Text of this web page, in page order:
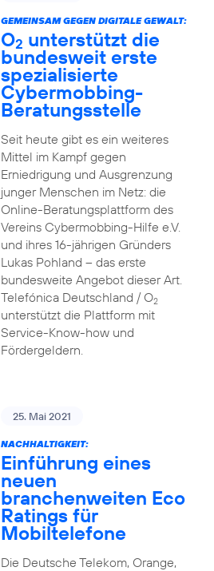
GEMEINSAM GEGEN DIGITALE GEWALT:
O2 unterstützt die
bundesweit erste
spezialisierte
Cybermobbing-
Beratungsstelle
Seit heute gibt es ein weiteres
Mittel im Kampf gegen
Erniedrigung und Ausgrenzung
junger Menschen im Netz: die
Online-Beratungsplattform des
Vereins Cybermobbing-Hilfe e.V.
und ihres 16-jährigen Gründers
Lukas Pohland – das erste
bundesweite Angebot dieser Art.
Telefónica Deutschland / O2
unterstützt die Plattform mit
Service-Know-how und
Fördergeldern.
25. Mai 2021
NACHHALTIGKEIT:
Einführung eines
neuen
branchenweiten Eco
Ratings für
Mobiltelefone
Die Deutsche Telekom, Orange,